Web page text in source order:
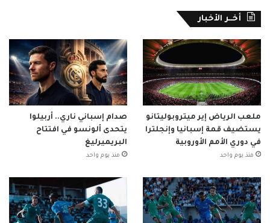
أخــر الأخبار
ملعب الرياض إير ميتروبوليتانو
يستضيف قمة إسبانيا وإنجلترا
في دوري الأمم الأوروبية
منذ يوم واحد
صدام إسباني ناري.. أربيلوا
يتحدى ألونسو في افتتاح
البريميرليغ
منذ يوم واحد